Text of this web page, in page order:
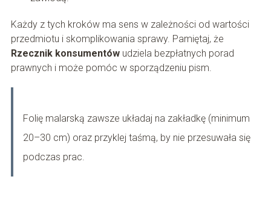
Każdy z tych kroków ma sens w zależności od wartości
przedmiotu i skomplikowania sprawy. Pamiętaj, że
Rzecznik konsumentówudziela bezpłatnych porad
prawnych i może pomóc w sporządzeniu pism.
Folię malarską zawsze układaj na zakładkę (minimum
20–30 cm) oraz przyklej taśmą, by nie przesuwała się
podczas prac.